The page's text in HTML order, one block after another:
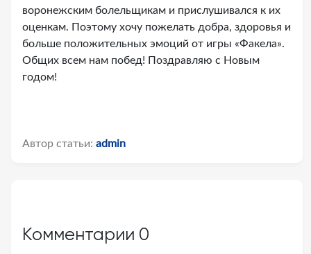
воронежским болельщикам и прислушивался к их
оценкам. Поэтому хочу пожелать добра, здоровья и
больше положительных эмоций от игры «Факела».
Общих всем нам побед! Поздравляю с Новым
годом!
Автор статьи: admin
Комментарии 0